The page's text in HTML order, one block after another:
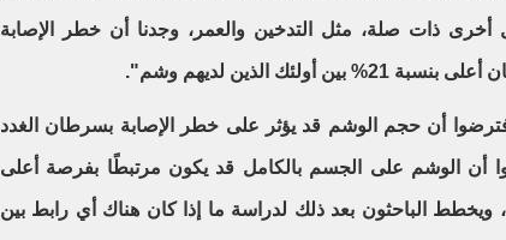
أخرى ذات صلة، مثل التدخين والعمر، وجدنا أن خطر الإصابة
أولئك الذين لديهم وشم".
أن حجم الوشم قد يؤثر على خطر الإصابة بسرطان الغدد
أن الوشم على الجسم بالكامل قد يكون مرتبطًا بفرصة أعلى
ويخطط الباحثون بعد ذلك لدراسة ما إذا كان هناك أي رابط بين